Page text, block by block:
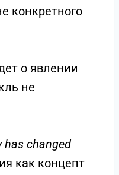
конкретного
о явлении
не
has changed
как концепт